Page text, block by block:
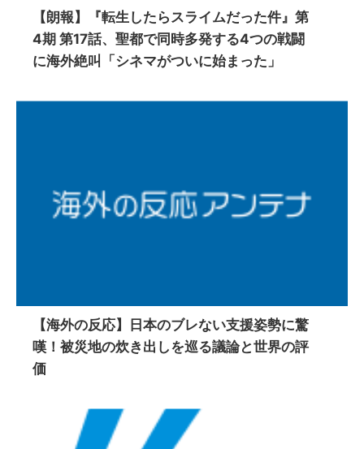
【朗報】『転生したらスライムだった件』第
4期 第17話、聖都で同時多発する4つの戦闘
に海外絶叫「シネマがついに始まった」
【海外の反応】日本のブレない支援姿勢に驚
嘆！被災地の炊き出しを巡る議論と世界の評
価